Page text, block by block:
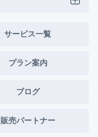
サービス一覧
プラン案内
ブログ
販売パートナー